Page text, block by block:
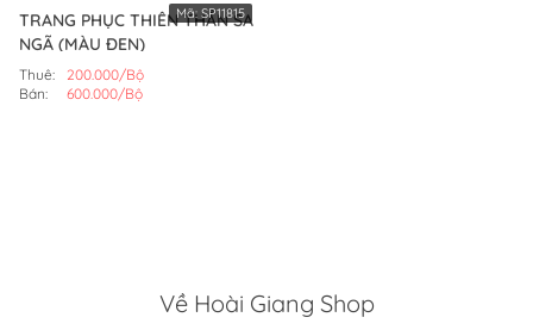
TRANG PHỤC THIÊN THẦN SA
NGÃ (MÀU ĐEN)
Thuê:
200.000/Bộ
Bán:
600.000/Bộ
Mã: SP11815
Về Hoài Giang Shop